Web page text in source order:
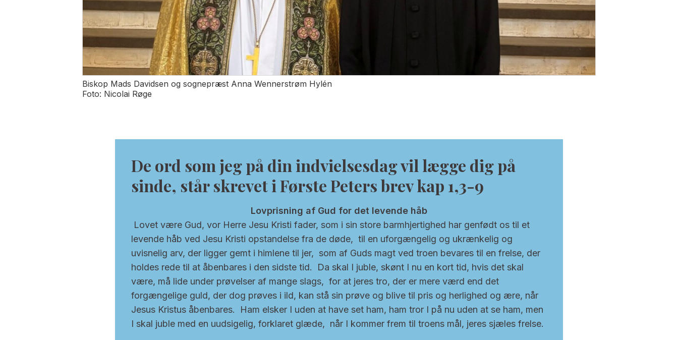
Biskop Mads Davidsen og sognepræst Anna Wennerstrøm Hylén
Foto: Nicolai Røge
De ord som jeg på din indvielsesdag vil lægge dig på
sinde, står skrevet i Første Peters brev kap 1,3-9
Lovprisning af Gud for det levende håb
Lovet være Gud, vor Herre Jesu Kristi fader, som i sin store barmhjertighed har genfødt os til et
levende håb ved Jesu Kristi opstandelse fra de døde, til en uforgængelig og ukrænkelig og
uvisnelig arv, der ligger gemt i himlene til jer, som af Guds magt ved troen bevares til en frelse, der
holdes rede til at åbenbares i den sidste tid. Da skal I juble, skønt I nu en kort tid, hvis det skal
være, må lide under prøvelser af mange slags, for at jeres tro, der er mere værd end det
forgængelige guld, der dog prøves i ild, kan stå sin prøve og blive til pris og herlighed og ære, når
Jesus Kristus åbenbares. Ham elsker I uden at have set ham, ham tror I på nu uden at se ham, men
I skal juble med en uudsigelig, forklaret glæde, når I kommer frem til troens mål, jeres sjæles frelse.